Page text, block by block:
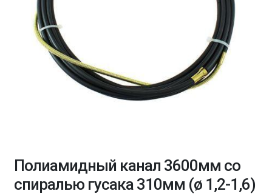
Полиамидный канал 3600мм со
спиралью гусака 310мм (ø 1,2-1,6)